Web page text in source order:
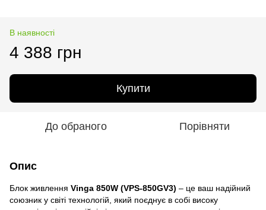
В наявності
4 388 грн
Купити
До обраного Порівняти
Опис
Блок живлення Vinga 850W (VPS-850GV3) – це ваш надійний
союзник у світі технологій, який поєднує в собі високу